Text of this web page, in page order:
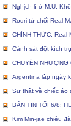
Nghịch lí ở M.U:
Rodri từ chối Real
CHÍNH THỨC: Real
Cảnh sát đột kích
CHUYỂN
Argentina lập ngày
Sự thật về chiếc áo
BẢN TIN TỐI 6/8:
Kim Min-jae chiêu